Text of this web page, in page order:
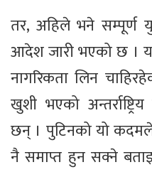
तर, अहिले भने सम्पूर्ण
आदेश जारी भएको छ ।
नागरिकता लिन
खुशी भएको
छन् । पुटिनको यो
नै समाप्त हुन सक्ने